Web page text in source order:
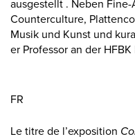
ausgestellt . Neben
Counterculture,
Musik und Kunst und
er Professor an der HFBK
FR
Le titre de l’exposition